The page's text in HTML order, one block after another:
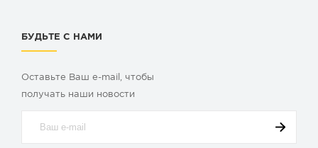
БУДЬТЕ С НАМИ
Оставьте Ваш e-mail, чтобы
получать наши новости